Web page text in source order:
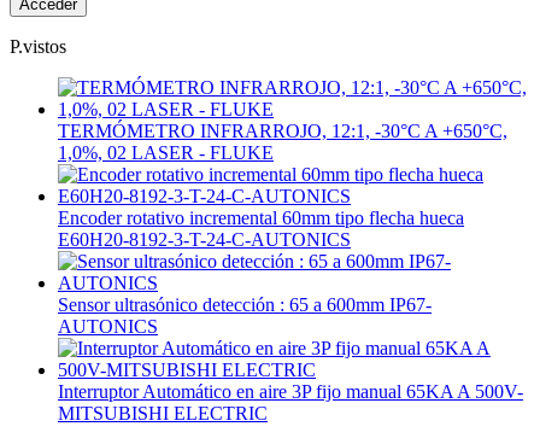
P.vistos
TERMÓMETRO INFRARROJO, 12:1, -30°C A +650°C,
1,0%, 02 LASER - FLUKE
Encoder rotativo incremental 60mm tipo flecha hueca
E60H20-8192-3-T-24-C-AUTONICS
Sensor ultrasónico detección : 65 a 600mm IP67-
AUTONICS
Interruptor Automático en aire 3P fijo manual 65KA A 500V-
MITSUBISHI ELECTRIC